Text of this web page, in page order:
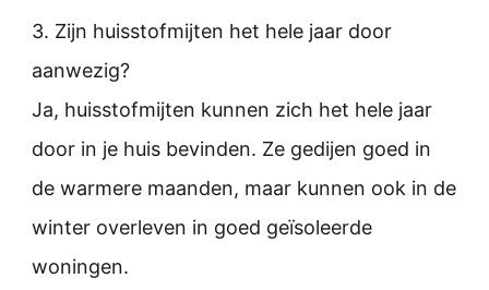
3. Zijn huisstofmijten het hele jaar door
aanwezig?
Ja, huisstofmijten kunnen zich het hele jaar
door in je huis bevinden. Ze gedijen goed in
de warmere maanden, maar kunnen ook in de
winter overleven in goed geïsoleerde
woningen.